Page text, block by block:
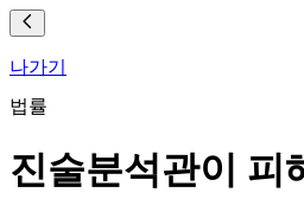
나가기
법률
진술분석관이 피